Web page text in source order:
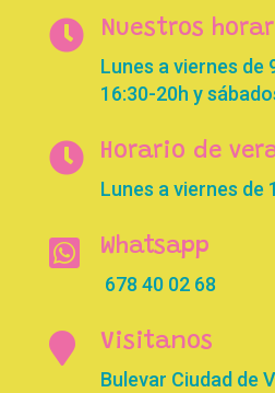
 Nuestros
Lunes a viernes de
16:30-20h y
 Horario de
Lunes a viernes de
 Whatsapp
678 40 02 68
 Visitanos
Bulevar Ciudad de